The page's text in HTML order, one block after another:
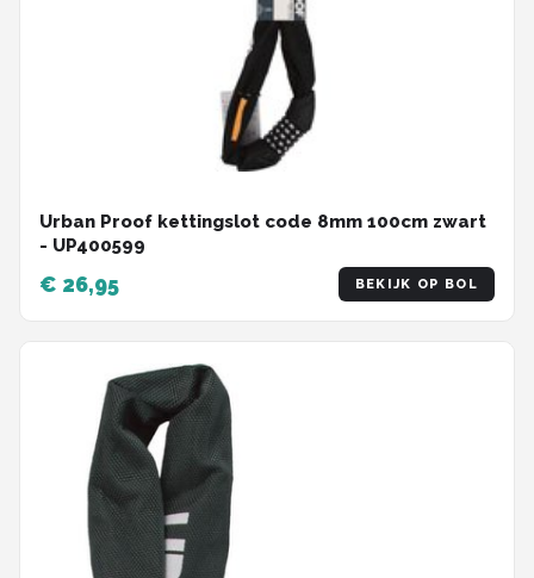
Urban Proof kettingslot code 8mm 100cm zwart
- UP400599
€ 26,95 BEKIJK OP BOL